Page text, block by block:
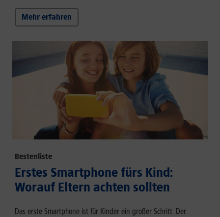
Mehr erfahren
Bestenliste
Erstes Smartphone fürs Kind:
Worauf Eltern achten sollten
Das erste Smartphone ist für Kinder ein großer Schritt. Der